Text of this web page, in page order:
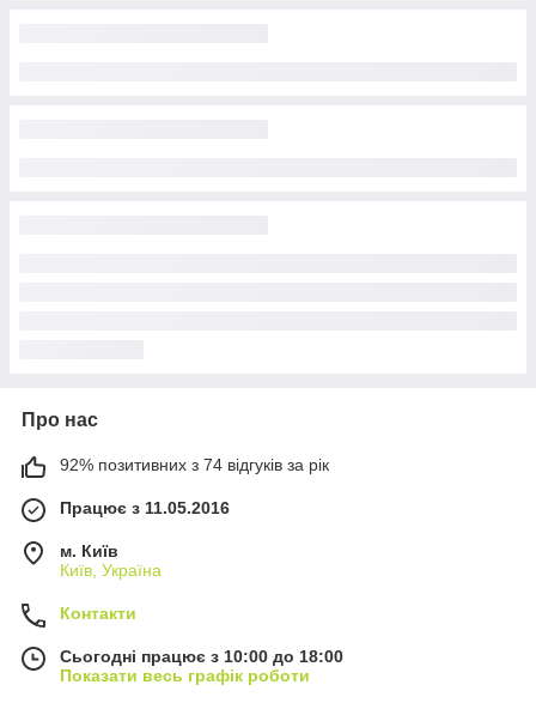
Про нас
92% позитивних з 74 відгуків за рік
Працює з 11.05.2016
м. Київ
Київ, Україна
Контакти
Сьогодні працює з 10:00 до 18:00
Показати весь графік роботи